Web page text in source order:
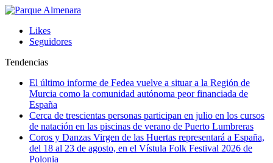
Likes
Seguidores
Tendencias
El último informe de Fedea vuelve a situar a la Región de
Murcia como la comunidad autónoma peor financiada de
España
Cerca de trescientas personas participan en julio en los cursos
de natación en las piscinas de verano de Puerto Lumbreras
Coros y Danzas Virgen de las Huertas representará a España,
del 18 al 23 de agosto, en el Vístula Folk Festival 2026 de
Polonia